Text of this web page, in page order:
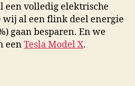
een volledig elektrische
wij al een flink deel energie
gaan besparen. En we
eenTesla Model X.